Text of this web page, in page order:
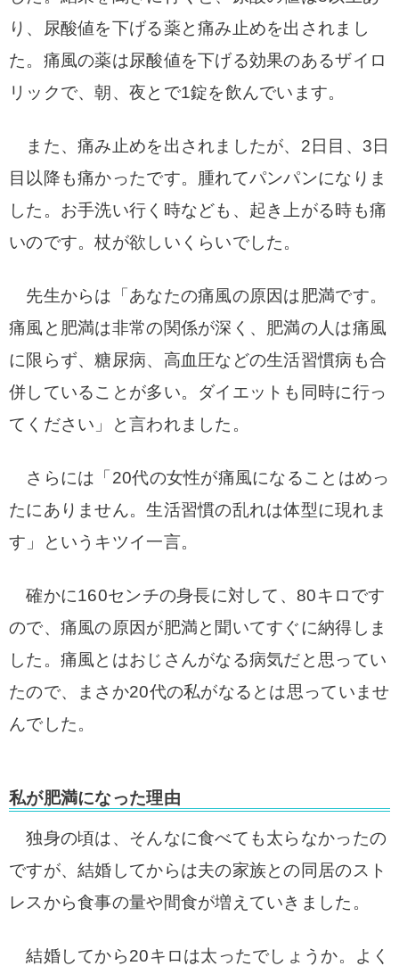
り、尿酸値を下げる薬と痛み止めを出されまし
た。痛風の薬は尿酸値を下げる効果のあるザイロ
リックで、朝、夜とで1錠を飲んでいます。
また、痛み止めを出されましたが、2日目、3日
目以降も痛かったです。腫れてパンパンになりま
した。お手洗い行く時なども、起き上がる時も痛
いのです。杖が欲しいくらいでした。
先生からは「あなたの痛風の原因は肥満です。
痛風と肥満は非常の関係が深く、肥満の人は痛風
に限らず、糖尿病、高血圧などの生活習慣病も合
併していることが多い。ダイエットも同時に行っ
てください」と言われました。
さらには「20代の女性が痛風になることはめっ
たにありません。生活習慣の乱れは体型に現れま
す」というキツイ一言。
確かに160センチの身長に対して、80キロです
ので、痛風の原因が肥満と聞いてすぐに納得しま
した。痛風とはおじさんがなる病気だと思ってい
たので、まさか20代の私がなるとは思っていませ
んでした。
私が肥満になった理由
独身の頃は、そんなに食べても太らなかったの
ですが、結婚してからは夫の家族との同居のスト
レスから食事の量や間食が増えていきました。
結婚してから20キロは太ったでしょうか。よく